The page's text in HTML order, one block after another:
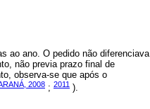
ao ano. O pedido não diferenciava
não previa prazo final de
observa-se que após o
2008 ; 2011 ).